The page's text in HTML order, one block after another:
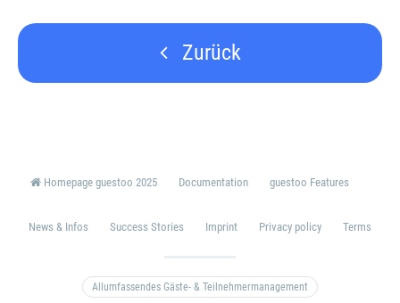
Zurück
Homepage guestoo 2025 Documentation guestoo Features
News & Infos Success Stories Imprint Privacy policy Terms
Allumfassendes Gäste- & Teilnehmermanagement